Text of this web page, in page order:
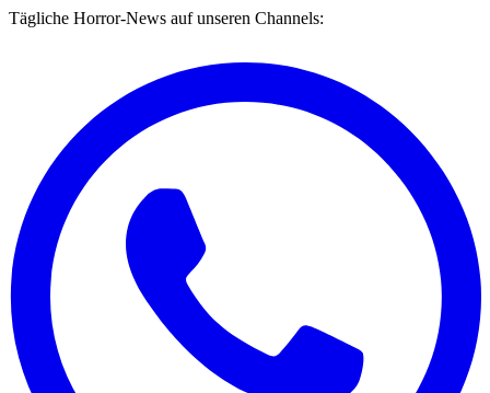
Tägliche Horror-News auf unseren Channels: